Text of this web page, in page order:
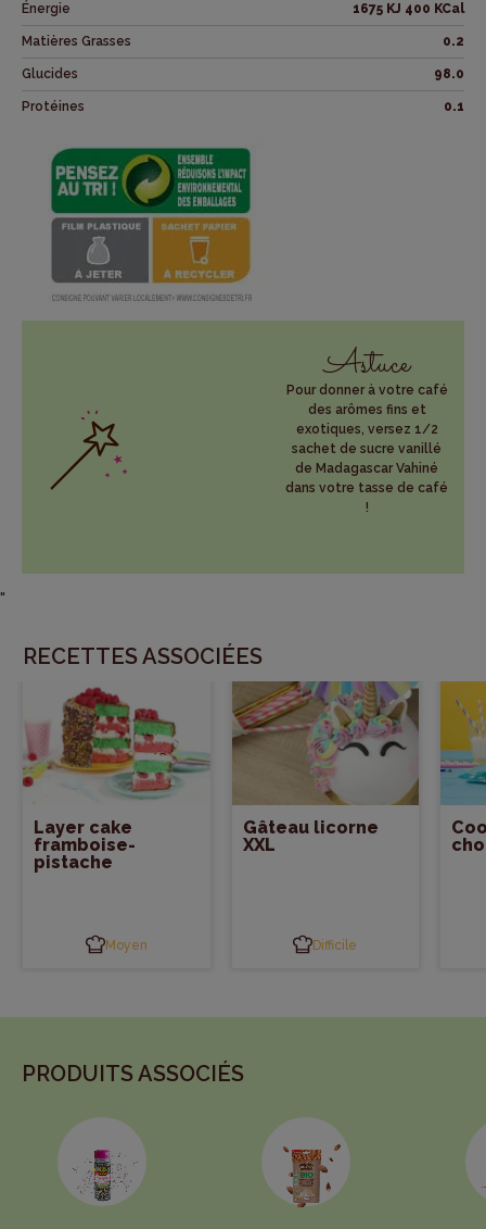
Énergie 1675 KJ 400 KCal
Matières Grasses 0.2
Glucides 98.0
Protéines 0.1
Astuce
Pour donner à votre café
des arômes fins et
exotiques, versez 1/2
sachet de sucre vanillé
de Madagascar Vahiné
dans votre tasse de café
!
"
RECETTES ASSOCIÉES
Layer cake
framboise-
pistache
Moyen
Gâteau licorne
XXL
Difficile
PRODUITS ASSOCIÉS